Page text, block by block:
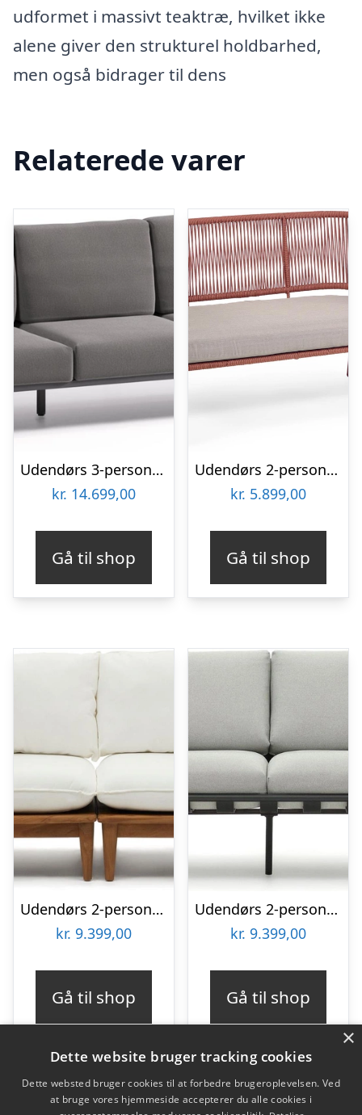
udformet i massivt teaktræ, hvilket ikke
alene giver den strukturel holdbarhed,
men også bidrager til dens
Relaterede varer
Udendørs 3-personers sofa Kave Home Comova i sort aluminium vejrbestandig nordisk loungesofa med OEKO-TEXÂ® Crevin stof
kr. 14.699,00
Gå til shop
Udendørs 2-personers sofa Kave Home Nadin nordisk moderne lounge sofa lyserød galvaniseret stål håndvævede remme
kr. 5.899,00
Gå til shop
Udendørs 2-personers sofa Kave Home Portitxol modulær teak natur
kr. 9.399,00
Gå til shop
Udendørs 2-personers sofa Kave Home Joncols grå aluminium moderne nordisk stil
kr. 9.399,00
Gå til shop
×
Dette website bruger tracking cookies
Dette websted bruger cookies til at forbedre brugeroplevelsen. Ved
at bruge vores hjemmeside accepterer du alle cookies i